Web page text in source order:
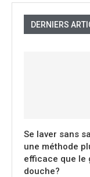
DERNIERS
Se laver sans
une méthode
efficace que le
douche?